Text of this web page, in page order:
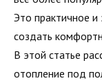
Это практичное
создать
В этой статье
отопление под